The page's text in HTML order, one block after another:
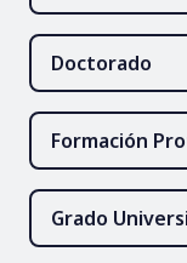
Doctorado
Formación
Grado